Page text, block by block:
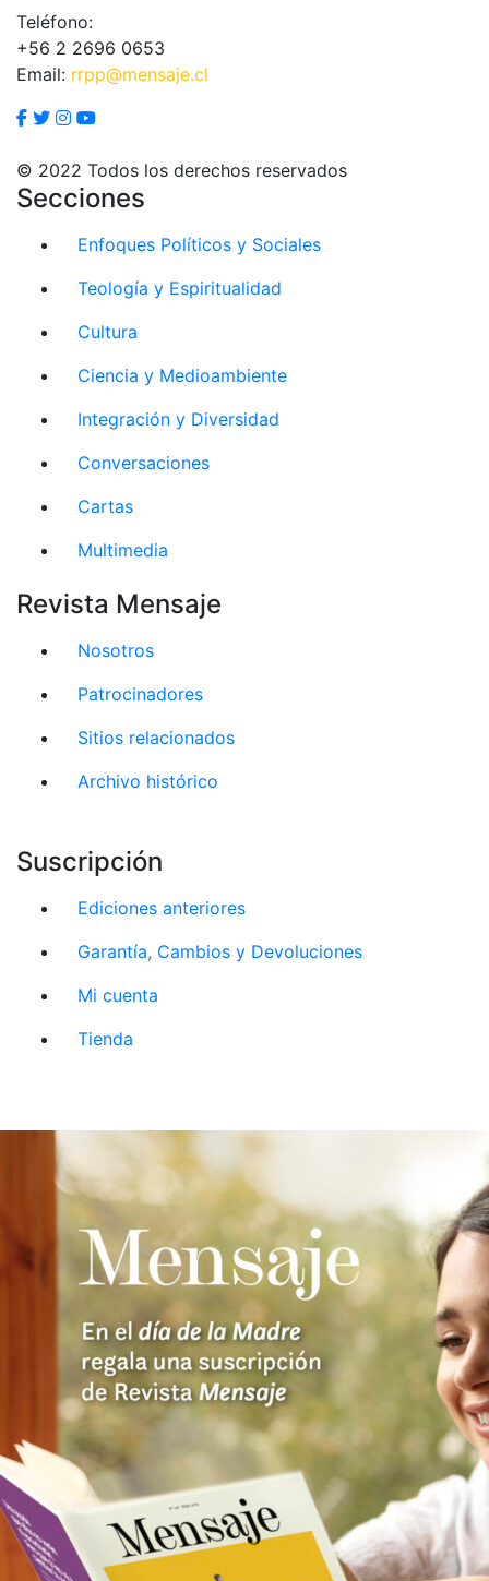
Teléfono:
+56 2 2696 0653
Email: rrpp@mensaje.cl
© 2022 Todos los derechos reservados
Secciones
Enfoques Políticos y Sociales
Teología y Espiritualidad
Cultura
Ciencia y Medioambiente
Integración y Diversidad
Conversaciones
Cartas
Multimedia
Revista Mensaje
Nosotros
Patrocinadores
Sitios relacionados
Archivo histórico
Suscripción
Ediciones anteriores
Garantía, Cambios y Devoluciones
Mi cuenta
Tienda